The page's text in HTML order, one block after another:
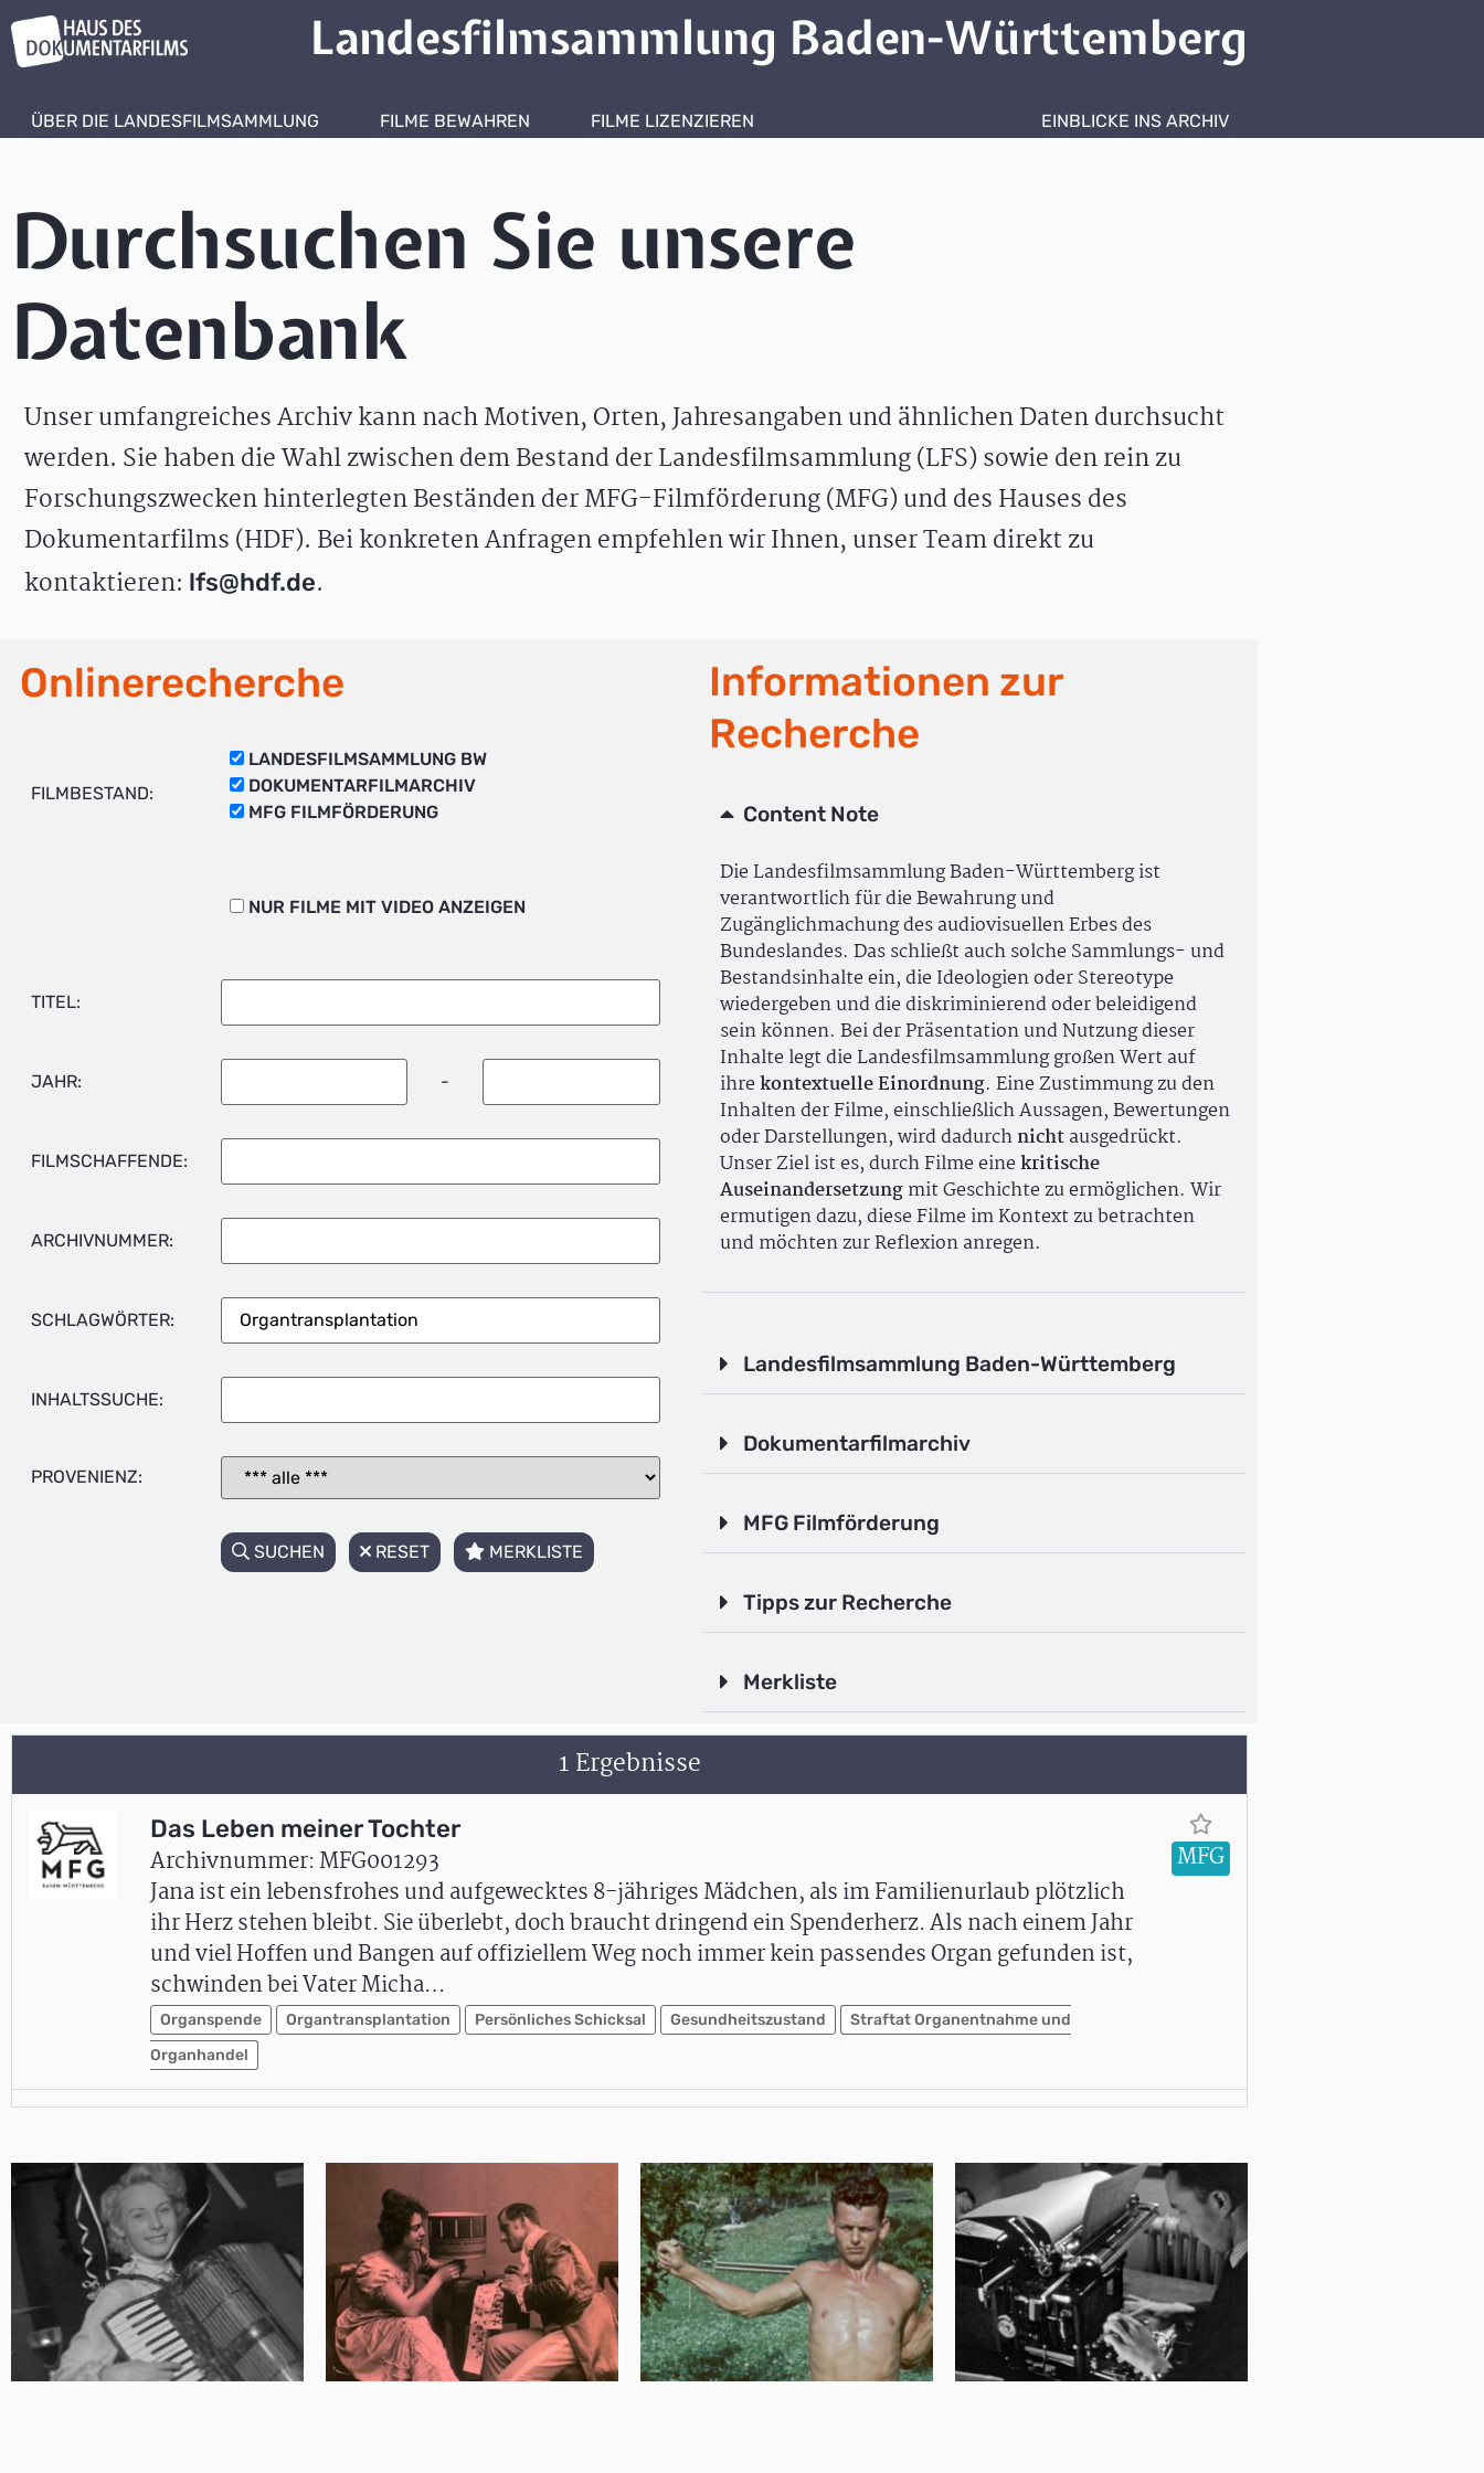
Landesfilmsammlung Baden-Württemberg
ÜBER DIE LANDESFILMSAMMLUNG FILME BEWAHREN FILME LIZENZIEREN EINBLICKE INS ARCHIV
Durchsuchen Sie unsere
Datenbank
Unser umfangreiches Archiv kann nach Motiven, Orten, Jahresangaben und ähnlichen Daten durchsucht
werden. Sie haben die Wahl zwischen dem Bestand der Landesfilmsammlung (LFS) sowie den rein zu
Forschungszwecken hinterlegten Beständen der MFG-Filmförderung (MFG) und des Hauses des
Dokumentarfilms (HDF). Bei konkreten Anfragen empfehlen wir Ihnen, unser Team direkt zu
kontaktieren: lfs@hdf.de.
Onlinerecherche
FILMBESTAND:
LANDESFILMSAMMLUNG BW
DOKUMENTARFILMARCHIV
MFG FILMFÖRDERUNG
NUR FILME MIT VIDEO ANZEIGEN
TITEL:
JAHR: -
FILMSCHAFFENDE:
ARCHIVNUMMER:
SCHLAGWÖRTER:
INHALTSSUCHE:
PROVENIENZ:
SUCHEN RESET MERKLISTE
Informationen zur
Recherche
Content Note
Die Landesfilmsammlung Baden-Württemberg ist
verantwortlich für die Bewahrung und
Zugänglichmachung des audiovisuellen Erbes des
Bundeslandes. Das schließt auch solche Sammlungs- und
Bestandsinhalte ein, die Ideologien oder Stereotype
wiedergeben und die diskriminierend oder beleidigend
sein können. Bei der Präsentation und Nutzung dieser
Inhalte legt die Landesfilmsammlung großen Wert auf
ihrekontextuelle Einordnung. Eine Zustimmung zu den
Inhalten der Filme, einschließlich Aussagen, Bewertungen
oder Darstellungen, wird dadurchnichtausgedrückt.
Unser Ziel ist es, durch Filme einekritische
Auseinandersetzungmit Geschichte zu ermöglichen. Wir
ermutigen dazu, diese Filme im Kontext zu betrachten
und möchten zur Reflexion anregen.
Landesfilmsammlung Baden-Württemberg
Dokumentarfilmarchiv
MFG Filmförderung
Tipps zur Recherche
Merkliste
1 Ergebnisse
Das Leben meiner Tochter
Archivnummer: MFG001293
Jana ist ein lebensfrohes und aufgewecktes 8-jähriges Mädchen, als im Familienurlaub plötzlich
ihr Herz stehen bleibt. Sie überlebt, doch braucht dringend ein Spenderherz. Als nach einem Jahr
und viel Hoffen und Bangen auf offiziellem Weg noch immer kein passendes Organ gefunden ist,
schwinden bei Vater Micha…
Organspende Organtransplantation Persönliches Schicksal Gesundheitszustand
Straftat Organentnahme und
Organhandel
MFG